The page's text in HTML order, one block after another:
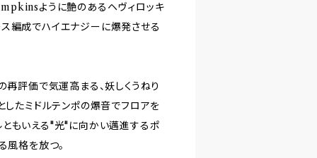
ように艶のあるヘヴィロッキ
編成でハイエナジーに爆発させる
評価で気運高まる、妖しくうねり
したミドルテンポの爆音でフロアを
もいえる"光"に向かい邁進するポ
風格を放つ。